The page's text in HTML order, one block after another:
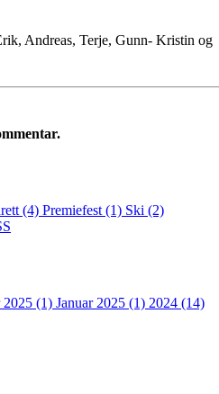
Andreas, Terje, Gunn- Kristin og
(4) Premiefest (1) Ski (2)
2025 (1) Januar 2025 (1) 2024 (14)